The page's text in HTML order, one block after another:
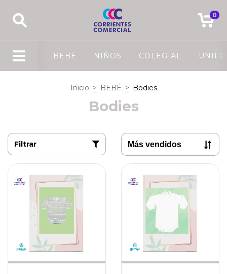
0
BEBÉ NIÑOS COLEGIAL
Inicio > BEBÉ > Bodies
Bodies
Filtrar